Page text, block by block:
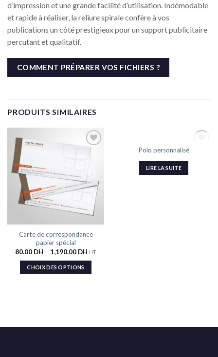
d’impression et une grande facilité d’utilisation. Indémodable
et rapide à réaliser, la reliure spirale confère à vos
publications un côté prestigieux pour un support publicitaire
percutant et qualitatif.
COMMENT PRÉPARER VOS FICHIERS ?
PRODUITS SIMILAIRES
Ajouter
Carte de correspondance
papier spécial
80.00 DH – 1,190.00 DH HT
CHOIX DES OPTIONS
Ajouter
RUPTURE DE STOCK
Polo personnalisé
LIRE LA SUITE